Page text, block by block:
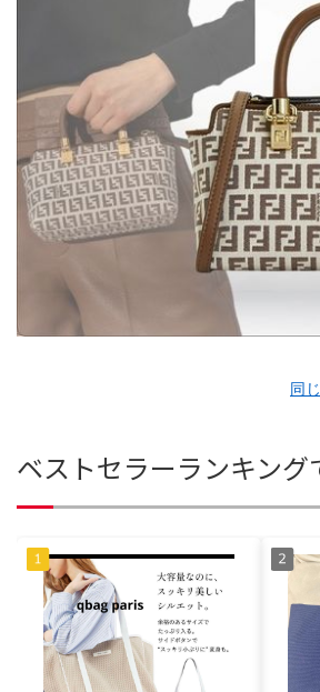
同
ベストセラーランキング